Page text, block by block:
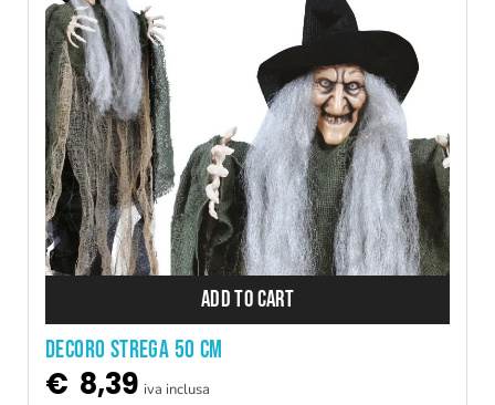
ADD TO CART
DECORO STREGA 50 CM
€ 8,39 iva inclusa